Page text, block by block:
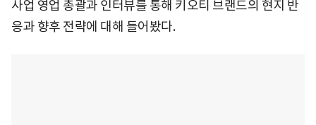
사업 영업 총괄과 인터뷰를 통해 키오티 브랜드의 현지 반
응과 향후 전략에 대해 들어봤다.